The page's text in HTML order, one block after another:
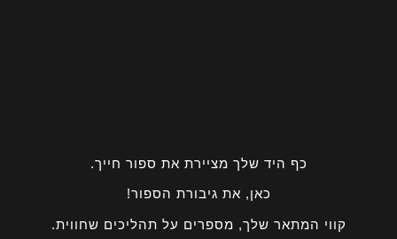
כף היד שלך מציירת את ספור חייך.
כאן, את גיבורת הספור!
קווי המתאר שלך, מספרים על תהליכים שחווית.